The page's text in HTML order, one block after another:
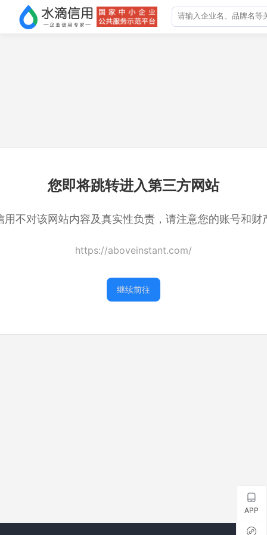
您即将跳转进入第三方网站
用不对该网站内容及真实性负责，请注意您的账号和财
https://aboveinstant.com/
继续前往
APP